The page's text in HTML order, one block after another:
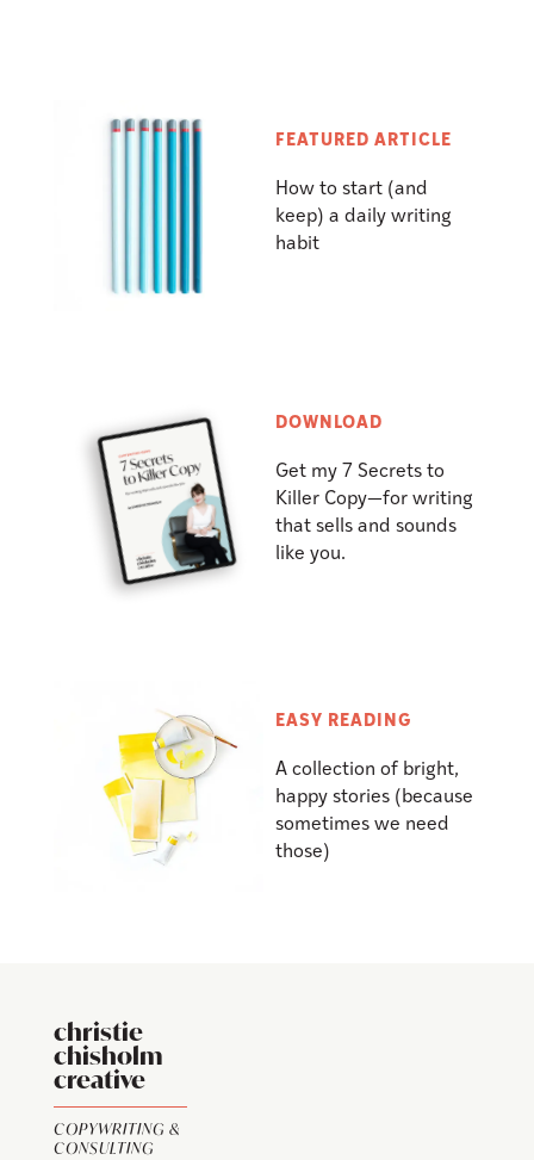
FEATURED ARTICLE
How to start (and
keep) a daily writing
habit
DOWNLOAD
Get my 7 Secrets to
Killer Copy—for writing
that sells and sounds
like you.
EASY READING
A collection of bright,
happy stories (because
sometimes we need
those)
christie
chisholm
creative
COPYWRITING &
CONSULTING